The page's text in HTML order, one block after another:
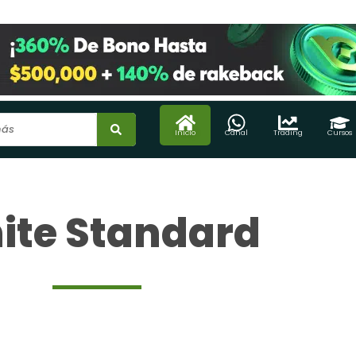
Inicio Canal Trading Cursos
Standard